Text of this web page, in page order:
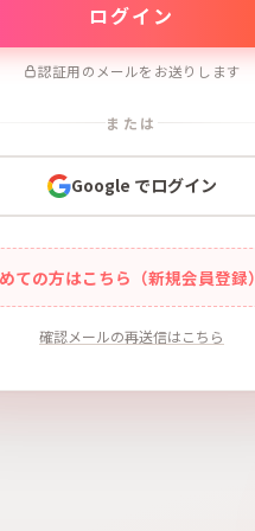
認証用のメールをお送りします
または
Google でログイン
ての方はこちら（新規会員登録）
確認メールの再送信はこちら